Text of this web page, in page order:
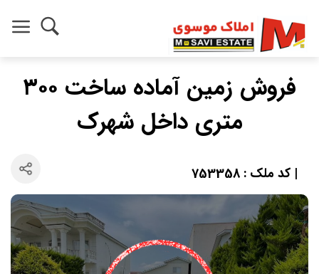
فروش زمین آماده ساخت ۳۰۰
متری داخل شهرک
| کد ملک : 753358